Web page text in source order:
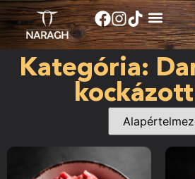
Kategória: